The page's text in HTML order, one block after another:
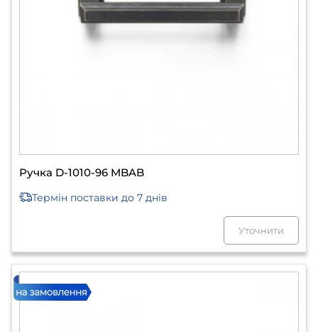
Ручка D-1010-96 MBAB
Термін поставки до 7 днів
Уточнити